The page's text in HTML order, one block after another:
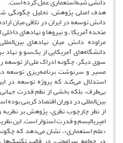
هدف اصلی پژوهش، تحلیل چگونگی
دانش توسعه در ایران در تلاقی میان
متحده آمریکا ـ و نیروها و نهادهای
مراوده دانش میان نهادهای
دانشگاه‌های آمریکایی از یک‌سو و نهاد
سوی دیگر، چگونه ادراک ملی از توسعه
مسیر و سرنوشت برنامه‌ریزی توسعه
استدلال می‌کند که پروژه توسعه در
بی‌طرف، بلکه بخشی از نظم قدرت
بین‌المللی در دوران اقتصاد کربنی بوده
از نظر چارچوب نظری، پژوهش بر
امپریالیسم و قدرت استوار است. این
«علم استعماری»، نشان می‌دهد که